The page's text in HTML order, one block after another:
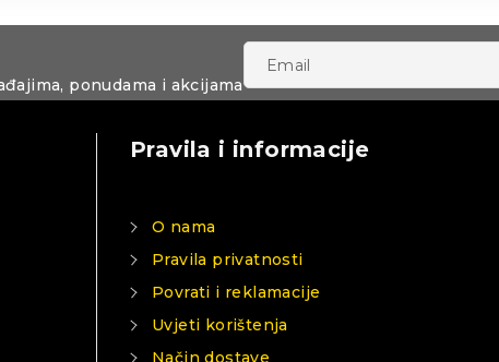
ponudama i akcijama
Pravila i informacije
O nama
Pravila privatnosti
Povrati i reklamacije
Uvjeti korištenja